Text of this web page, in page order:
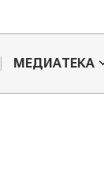
МЕДИАТЕКА